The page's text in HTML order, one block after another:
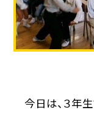
今日は、３年